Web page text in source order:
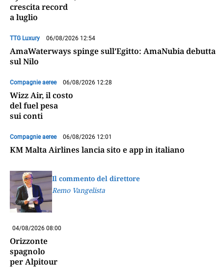
crescita record
a luglio
TTG Luxury 06/08/2026 12:54
AmaWaterways spinge sull’Egitto: AmaNubia debutta
sul Nilo
Compagnie aeree 06/08/2026 12:28
Wizz Air, il costo
del fuel pesa
sui conti
Compagnie aeree 06/08/2026 12:01
KM Malta Airlines lancia sito e app in italiano
Il commento del direttore
Remo Vangelista
04/08/2026 08:00
Orizzonte
spagnolo
per Alpitour